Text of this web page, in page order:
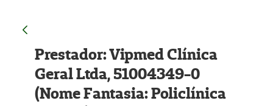
Prestador: Vipmed Clínica
Geral Ltda, 51004349-0
(Nome Fantasia: Policlínica